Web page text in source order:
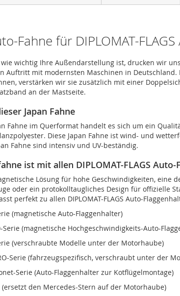
Fahne für DIPLOMAT-
wichtig Ihre Außendarstellung ist, drucken wir
Auftritt mit modernsten Maschinen in Deutschland.
verstärken wir sie zusätzlich mit einer
an der Mastseite.
Japan Fahne
Fahne im Querformat handelt es sich um ein
Diese Japan Fahne ist wind- und
Fahne sind intensiv und UV-beständig.
ist mit allen DIPLOMAT-FLAGS
Lösung für hohe Geschwindigkeiten, eine
oder ein protokolltaugliches Design für offizielle
perfekt zu allen DIPLOMAT-FLAGS Auto-
(magnetische Auto-Flaggenhalter)
Serie (magnetische Hochgeschwindigkeits-Auto-
(verschraubte Modelle unter der Motorhaube)
Serie (fahrzeugspezifisch, verschraubt unter der
Serie (Auto-Flaggenhalter zur Kotflügelmontage)
(ersetzt den Mercedes-Stern auf der Motorhaube)